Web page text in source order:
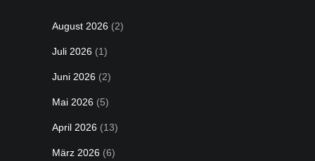
August 2026 (2)
Juli 2026 (1)
Juni 2026 (2)
Mai 2026 (5)
April 2026 (13)
März 2026 (6)